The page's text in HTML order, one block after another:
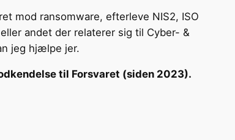
mod ransomware, efterleve NIS2, ISO
andet der relaterer sig til Cyber- &
jeg hjælpe jer.
til Forsvaret (siden 2023).